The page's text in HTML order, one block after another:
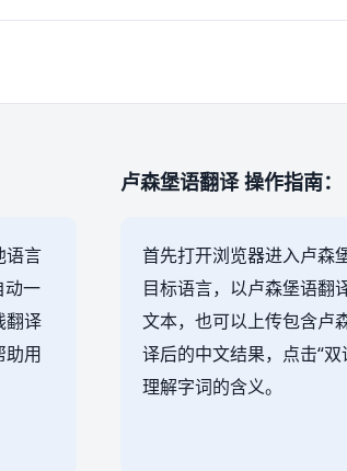
语言
动一
翻译
助用
卢森堡语翻译 操作指南：
首先打开浏览器进入卢森
目标语言，以卢森堡语翻
文本，也可以上传包含卢
译后的中文结果，点击“
理解字词的含义。